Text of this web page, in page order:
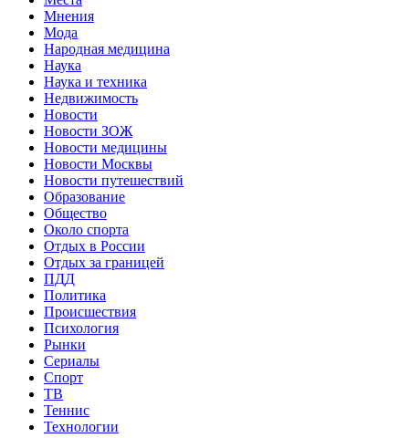
Мнения
Мода
Народная медицина
Наука
Наука и техника
Недвижимость
Новости
Новости ЗОЖ
Новости медицины
Новости Москвы
Новости путешествий
Образование
Общество
Около спорта
Отдых в России
Отдых за границей
ПДД
Политика
Происшествия
Психология
Рынки
Сериалы
Спорт
ТВ
Теннис
Технологии